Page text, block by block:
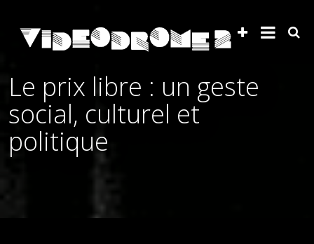
Le prix libre : un geste
social, culturel et
politique